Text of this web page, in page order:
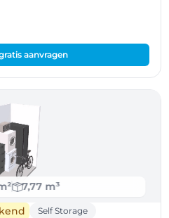
aanvragen
7,77 m³
Self Storage